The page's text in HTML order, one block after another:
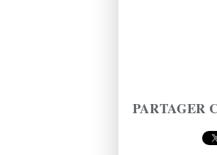
PARTAGER